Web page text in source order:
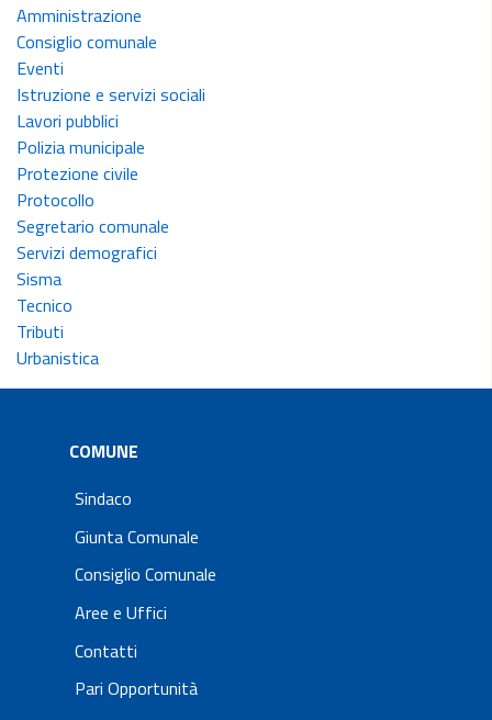
Amministrazione
Consiglio comunale
Eventi
Istruzione e servizi sociali
Lavori pubblici
Polizia municipale
Protezione civile
Protocollo
Segretario comunale
Servizi demografici
Sisma
Tecnico
Tributi
Urbanistica
COMUNE
Sindaco
Giunta Comunale
Consiglio Comunale
Aree e Uffici
Contatti
Pari Opportunità